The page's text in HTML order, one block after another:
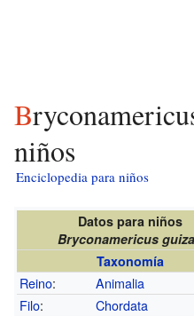
Bryconamericus guizae para
niños
Enciclopedia para niños
Datos para niños
Bryconamericus
Taxonomía
Reino:
Animalia
Filo:
Chordata